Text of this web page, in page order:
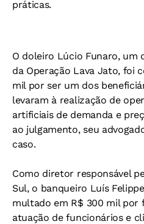
práticas.
O doleiro Lúcio Funaro, um
da Operação Lava Jato, foi
mil por ser um dos
levaram à realização de
artificiais de demanda e
ao julgamento, seu
caso.
Como diretor responsável
Sul, o banqueiro Luís
multado em R$ 300 mil por
atuação de funcionários e